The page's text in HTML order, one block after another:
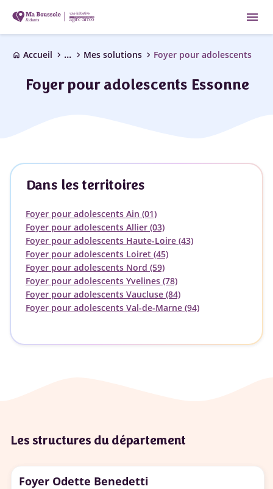
menu
home Accueil chevron_right ... chevron_right Mes solutions chevron_right Foyer pour adolescents
Foyer pour adolescents Essonne
Dans les territoires
Foyer pour adolescents Ain (01)
Foyer pour adolescents Allier (03)
Foyer pour adolescents Haute-Loire (43)
Foyer pour adolescents Loiret (45)
Foyer pour adolescents Nord (59)
Foyer pour adolescents Yvelines (78)
Foyer pour adolescents Vaucluse (84)
Foyer pour adolescents Val-de-Marne (94)
Les structures du département
Foyer Odette Benedetti